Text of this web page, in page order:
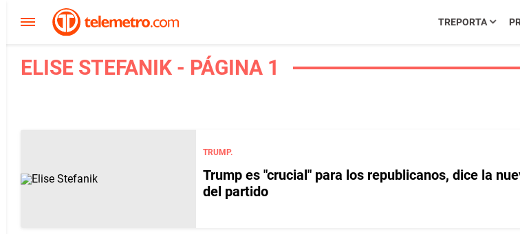
TREPORTA
ELISE STEFANIK - PÁGINA 1
TRUMP.
Trump es "crucial" para los republicanos, dice la
del partido